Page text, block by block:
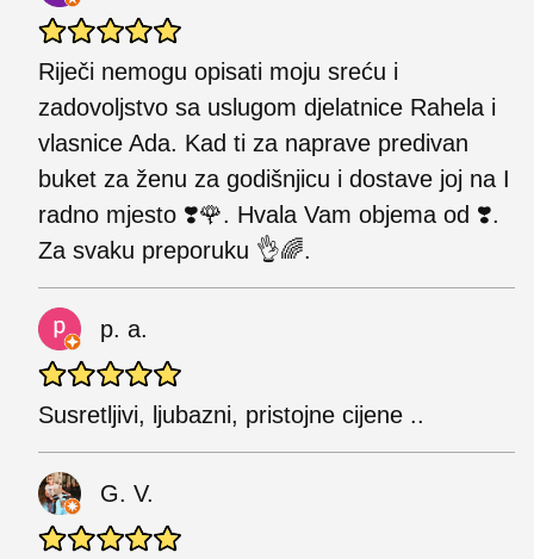
Riječi nemogu opisati moju sreću i
zadovoljstvo sa uslugom djelatnice Rahela i
vlasnice Ada. Kad ti za naprave predivan
buket za ženu za godišnjicu i dostave joj na I
radno mjesto ❣️🌹. Hvala Vam objema od ❣️.
Za svaku preporuku 👌🌈.
p. a.
Susretljivi, ljubazni, pristojne cijene ..
G. V.